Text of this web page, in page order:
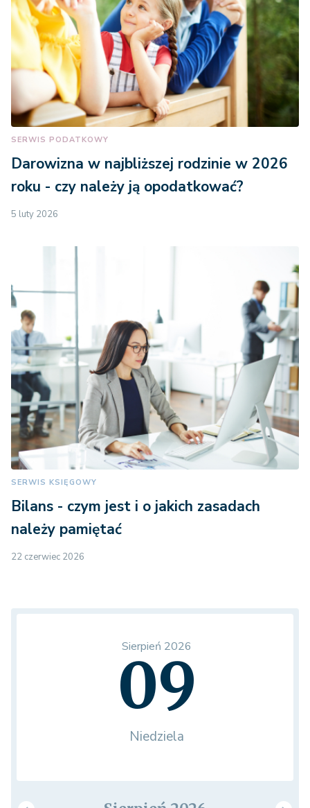
SERWIS PODATKOWY
Darowizna w najbliższej rodzinie w 2026
roku - czy należy ją opodatkować?
5 luty 2026
SERWIS KSIĘGOWY
Bilans - czym jest i o jakich zasadach
należy pamiętać
22 czerwiec 2026
Sierpień 2026
09
Niedziela